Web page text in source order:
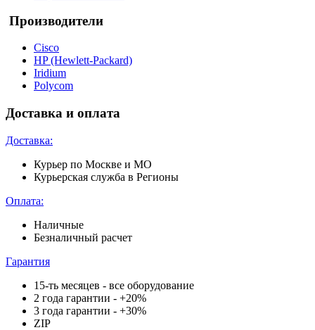
Производители
Cisco
HP (Hewlett-Packard)
Iridium
Polycom
Доставка и оплата
Доставка:
Курьер по Москве и МО
Курьерская служба в Регионы
Оплата:
Наличные
Безналичный расчет
Гарантия
15-ть месяцев - все оборудование
2 года гарантии - +20%
3 года гарантии - +30%
ZIP